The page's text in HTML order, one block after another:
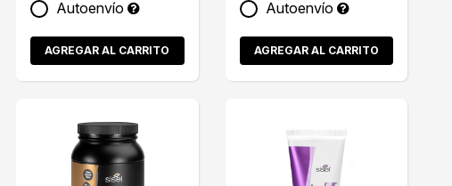
Autoenvío
AGREGAR AL CARRITO
Autoenvío
AGREGAR AL CARRITO